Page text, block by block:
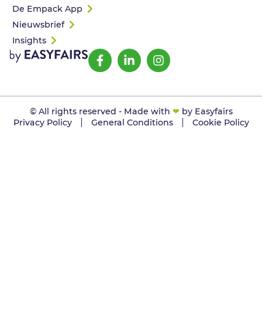
De Empack App
Nieuwsbrief
Insights
© All rights reserved - Made with ❤ by Easyfairs
Privacy Policy
General Conditions Cookie Policy